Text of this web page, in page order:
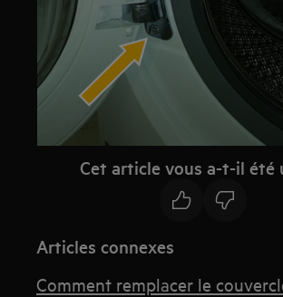
Cet article vous a-t-il été
Articles connexes
Comment remplacer le